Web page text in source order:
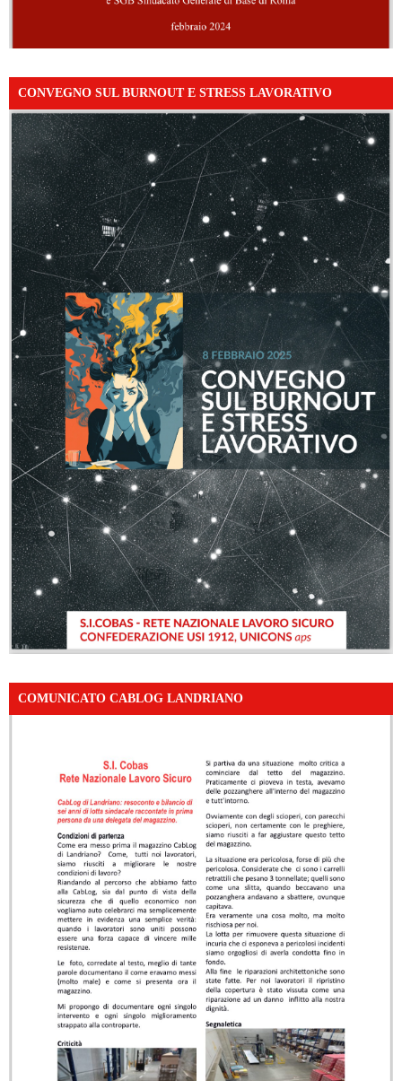
CONVEGNO SUL BURNOUT E STRESS LAVORATIVO
COMUNICATO CABLOG LANDRIANO